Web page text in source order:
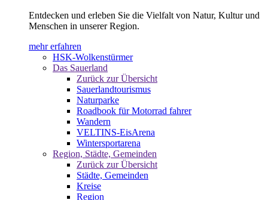
Entdecken und erleben Sie die Vielfalt von Natur, Kultur und
Menschen in unserer Region.
mehr erfahren
HSK-Wolkenstürmer
Das Sauerland
Zurück zur Übersicht
Sauerlandtourismus
Naturparke
Roadbook für Motorrad fahrer
Wandern
VELTINS-EisArena
Wintersportarena
Region, Städte, Gemeinden
Zurück zur Übersicht
Städte, Gemeinden
Kreise
Region